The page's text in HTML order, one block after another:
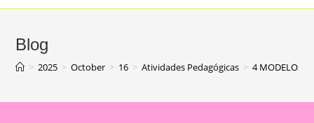
Blog
> 2025 > October > 16 > Atividades Pedagógicas > 4 MODELOS